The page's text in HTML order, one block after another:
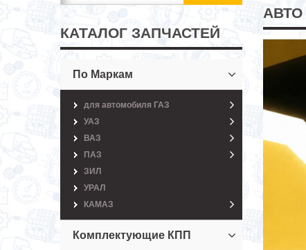
КАТАЛОГ ЗАПЧАСТЕЙ
По Маркам
для автомобиля ГАЗ
УАЗ
ВАЗ
ПАЗ
ЗИЛ
УРАЛ
КАМАЗ
Комплектующие КПП